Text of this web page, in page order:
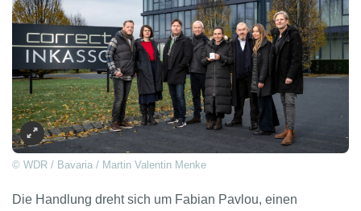
© WDR / Bavaria / Martin Valentin Menke
Die Handlung dreht sich um Fabian Pavlou, einen